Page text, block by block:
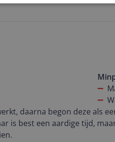
daarna begon deze als
is best een aardige tijd,